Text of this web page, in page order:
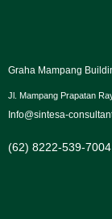
Graha Mampang
Jl. Mampang Prapatan
Info@sintesa-
(62) 8222-539-7004